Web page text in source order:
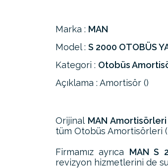
Marka : MAN
Model : S 2000 OTOBÜS
Kategori : Otobüs
Açıklama : Amortisör ()
Orijinal MAN Amortisörleri
tüm Otobüs Amortisörleri
Firmamız ayrıca MAN S
revizyon hizmetlerini de